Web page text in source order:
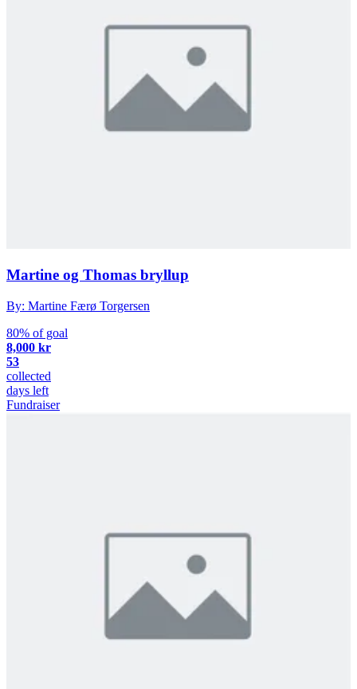
Martine og Thomas bryllup
By: Martine Færø Torgersen
80% of goal
8,000 kr
53
collected
days left
Fundraiser